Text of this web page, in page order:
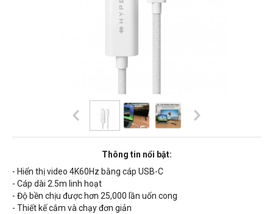
Thông tin nổi bật:
- Hiển thị video 4K60Hz bằng cáp USB-C
- Cáp dài 2.5m linh hoạt
- Độ bền chịu được hơn 25,000 lần uốn cong
- Thiết kế cắm và chạy đơn giản